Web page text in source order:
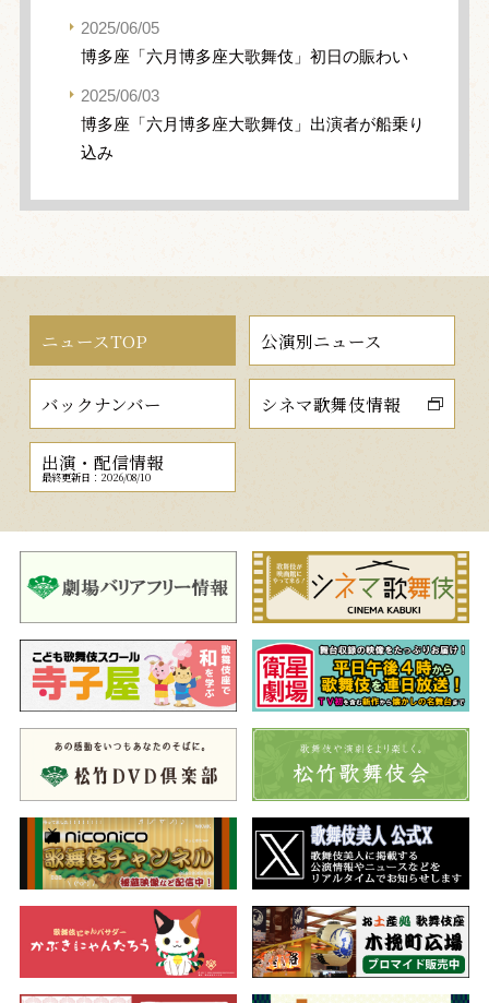
2025/06/05
博多座「六月博多座大歌舞伎」初日の賑わい
2025/06/03
博多座「六月博多座大歌舞伎」出演者が船乗り
込み
ニュースTOP 公演別ニュース
バックナンバー シネマ歌舞伎情報
出演・配信情報
最終更新日：2026/08/10